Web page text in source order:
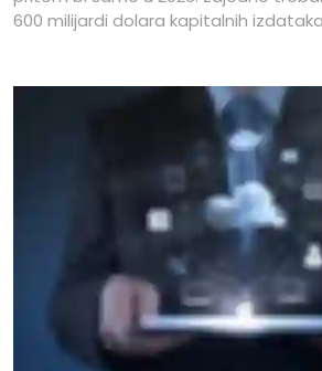
600 milijardi dolara kapitalnih